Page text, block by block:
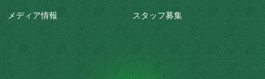
メディア情報 スタッフ募集